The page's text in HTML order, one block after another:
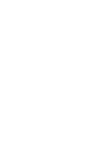
운
모델하우스ㅣ분